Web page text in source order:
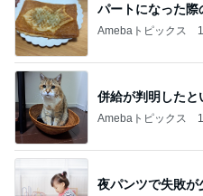
パートになった際
Amebaトピックス
併給が判明したと
Amebaトピックス
夜パンツで失敗が